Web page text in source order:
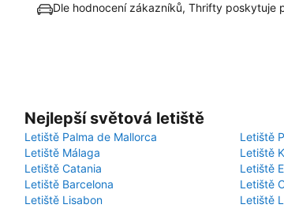
Dle hodnocení zákazníků, Thrifty poskytuje
Nejlepší světová letiště
Letiště Palma de Mallorca
Letiště
Letiště Málaga
Letiště
Letiště Catania
Letiště
Letiště Barcelona
Letiště
Letiště Lisabon
Letiště